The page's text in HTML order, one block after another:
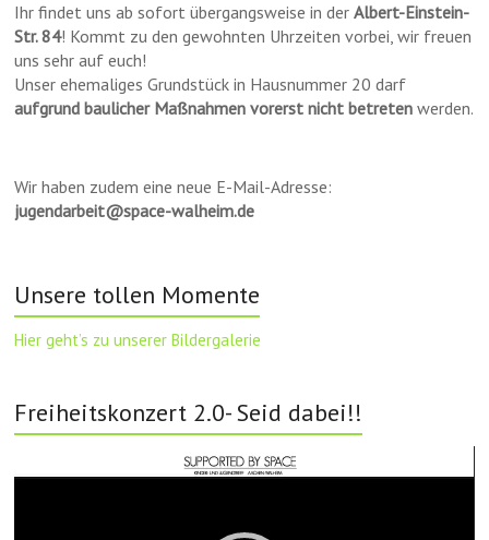
Ihr findet uns ab sofort übergangsweise in derAlbert-Einstein-
Str. 84! Kommt zu den gewohnten Uhrzeiten vorbei, wir freuen
uns sehr auf euch!
Unser ehemaliges Grundstück in Hausnummer 20 darf
aufgrund baulicher Maßnahmen vorerst nicht betreten werden.
Wir haben zudem eine neue E-Mail-Adresse:
jugendarbeit@space-walheim.de
Unsere tollen Momente
Hier geht’s zu unserer Bildergalerie
Freiheitskonzert 2.0- Seid dabei!!
Player